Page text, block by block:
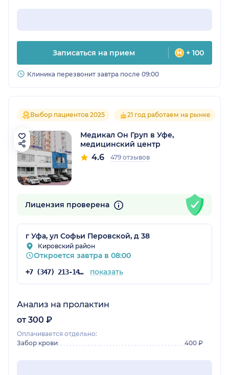
Записаться на прием + 100
Клиника перезвонит завтра после 09:00
Выбор пациентов 2025 21 год работаем на рынке
Медикал Он Груп в Уфе,
медицинский центр
4.6 479 отзывов
Лицензия проверена
г Уфа, ул Софьи Перовской, д 38
Кировский район
Откроется завтра в 08:00
+7 (347) 213-14-61 показать
Анализ на пролактин
от 300 ₽
Оплачивается отдельно:
Забор крови
400 ₽